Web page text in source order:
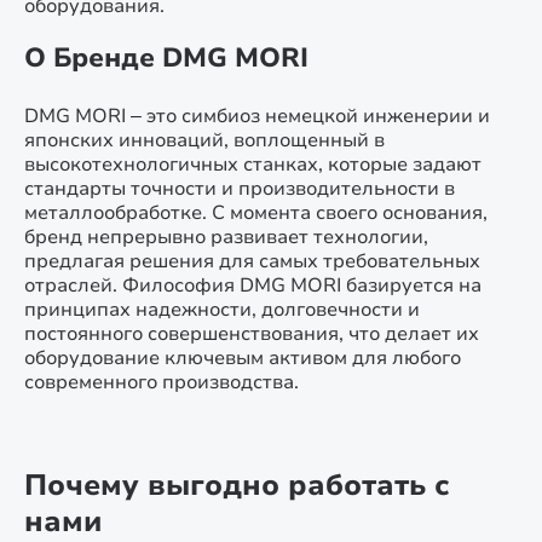
оборудования.
О Бренде DMG MORI
DMG MORI – это симбиоз немецкой инженерии и
японских инноваций, воплощенный в
высокотехнологичных станках, которые задают
стандарты точности и производительности в
металлообработке. С момента своего основания,
бренд непрерывно развивает технологии,
предлагая решения для самых требовательных
отраслей. Философия DMG MORI базируется на
принципах надежности, долговечности и
постоянного совершенствования, что делает их
оборудование ключевым активом для любого
современного производства.
Почему выгодно работать с
нами